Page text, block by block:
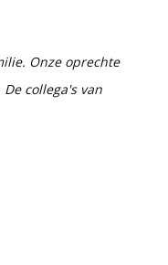
Onze oprechte
collega's van